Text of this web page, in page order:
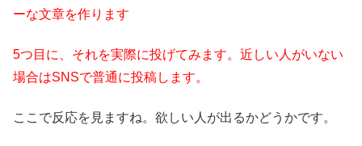
ーな文章を作ります
5つ目に、それを実際に投げてみます。近しい人がいない
場合はSNSで普通に投稿します。
ここで反応を見ますね。欲しい人が出るかどうかです。